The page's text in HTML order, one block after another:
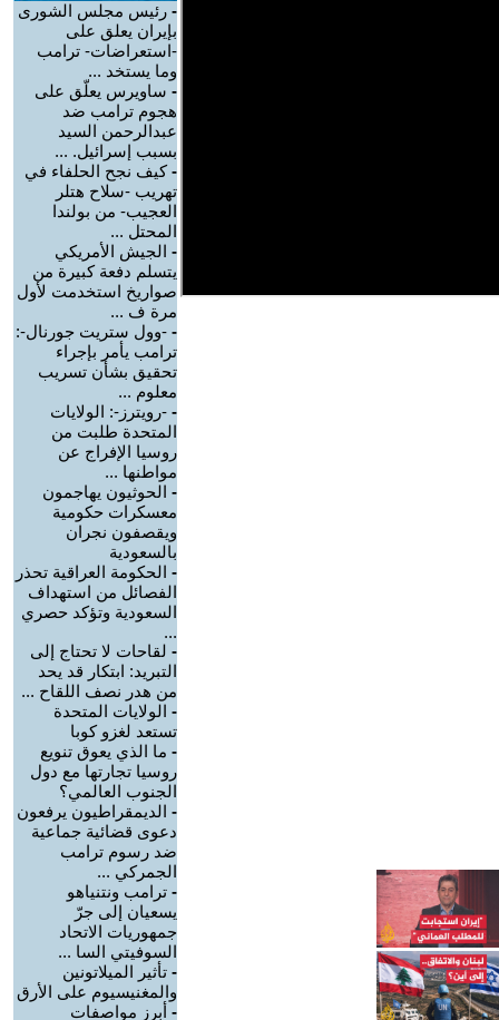
- رئيس مجلس الشورى
بإيران يعلق على
-استعراضات- ترامب
وما يستخد ...
- ساويرس يعلّق على
هجوم ترامب ضد
عبدالرحمن السيد
بسبب إسرائيل. ...
-كيف نجح الحلفاء في
تهريب -سلاح هتلر
العجيب- من بولندا
المحتل ...
- الجيش الأمريكي
يتسلم دفعة كبيرة من
صواريخ استخدمت لأول
مرة ف ...
- -وول ستريت جورنال-:
ترامب يأمر بإجراء
تحقيق بشأن تسريب
معلوم ...
- -رويترز-: الولايات
المتحدة طلبت من
روسيا الإفراج عن
مواطنها ...
- الحوثيون يهاجمون
معسكرات حكومية
ويقصفون نجران
بالسعودية
- الحكومة العراقية تحذر
الفصائل من استهداف
السعودية وتؤكد حصري
...
- لقاحات لا تحتاج إلى
التبريد: ابتكار قد يحد
من هدر نصف اللقاح ...
- الولايات المتحدة
تستعد لغزو كوبا
- ما الذي يعوق تنويع
روسيا تجارتها مع دول
الجنوب العالمي؟
- الديمقراطيون يرفعون
دعوى قضائية جماعية
ضد رسوم ترامب
الجمركي ...
- ترامب ونتنياهو
يسعيان إلى جرّ
جمهوريات الاتحاد
السوفيتي السا ...
- تأثير الميلاتونين
والمغنيسيوم على الأرق
- أبرز مواصفات